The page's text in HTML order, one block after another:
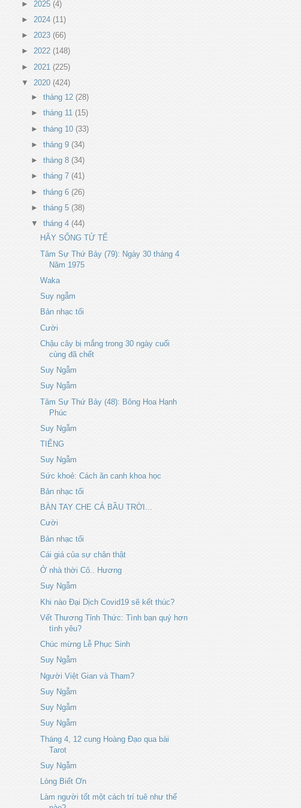
► 2025 (4)
► 2024 (11)
► 2023 (66)
► 2022 (148)
► 2021 (225)
▼ 2020 (424)
► tháng 12 (28)
► tháng 11 (15)
► tháng 10 (33)
► tháng 9 (34)
► tháng 8 (34)
► tháng 7 (41)
► tháng 6 (26)
► tháng 5 (38)
▼ tháng 4 (44)
HÃY SỐNG TỬ TẾ
Tâm Sự Thứ Bảy (79): Ngày 30 tháng 4
Năm 1975
Waka
Suy ngẫm
Bản nhạc tối
Cười
Chậu cây bị mắng trong 30 ngày cuối
cùng đã chết
Suy Ngẫm
Suy Ngẫm
Tâm Sự Thứ Bảy (48): Bông Hoa Hạnh
Phúc
Suy Ngẫm
TIẾNG
Suy Ngẫm
Sức khoẻ: Cách ăn canh khoa học
Bản nhạc tối
BÀN TAY CHE CẢ BẦU TRỜI...
Cười
Bản nhạc tối
Cái giá của sự chân thật
Ở nhà thời Cô.. Hương
Suy Ngẫm
Khi nào Đại Dịch Covid19 sẽ kết thúc?
Vết Thương Tỉnh Thức: Tình bạn quý hơn
tình yêu?
Chúc mừng Lễ Phục Sinh
Suy Ngẫm
Người Việt Gian và Tham?
Suy Ngẫm
Suy Ngẫm
Suy Ngẫm
Tháng 4, 12 cung Hoàng Đạo qua bài
Tarot
Suy Ngẫm
Lòng Biết Ơn
Làm người tốt một cách trí tuê như thế